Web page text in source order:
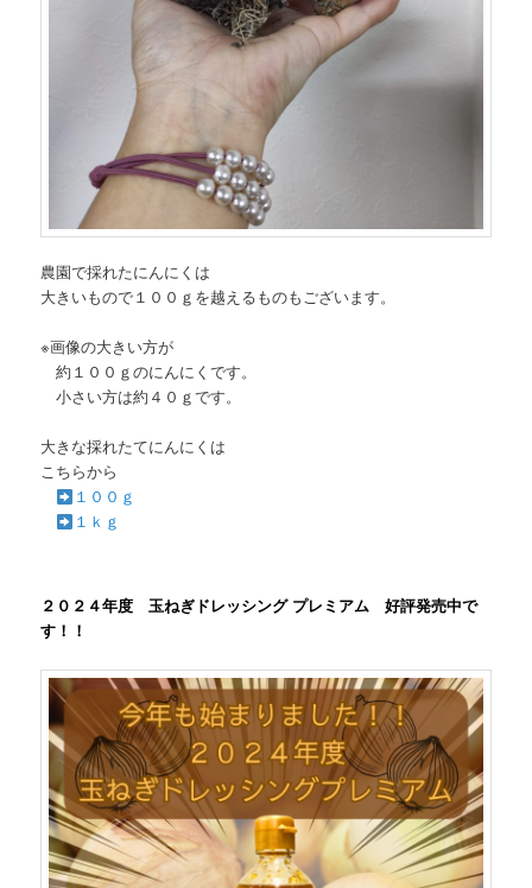
農園で採れたにんにくは
大きいもので１００ｇを越えるものもございます。
※画像の大きい方が
約１００ｇのにんにくです。
小さい方は約４０ｇです。
大きな採れたてにんにくは
こちらから
１００ｇ
１ｋｇ
２０２４年度 玉ねぎドレッシング プレミアム 好評発売中で
す！！